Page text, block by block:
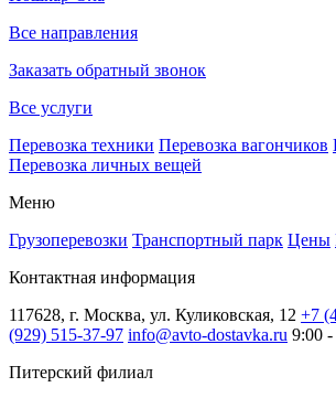
Все направления
Заказать обратный звонок
Все услуги
Перевозка техники Перевозка вагончиков
Перевозка личных вещей
Меню
Грузоперевозки Транспортный парк Цены
Контактная информация
117628, г. Москва, ул. Куликовская, 12 +7
(929) 515-37-97 info@avto-dostavka.ru 9:00
Питерский филиал